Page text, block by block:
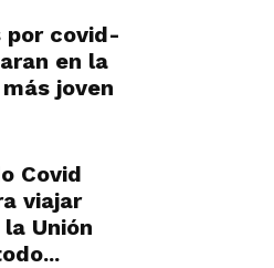
por covid-
en la
joven
Covid
viajar
Unión